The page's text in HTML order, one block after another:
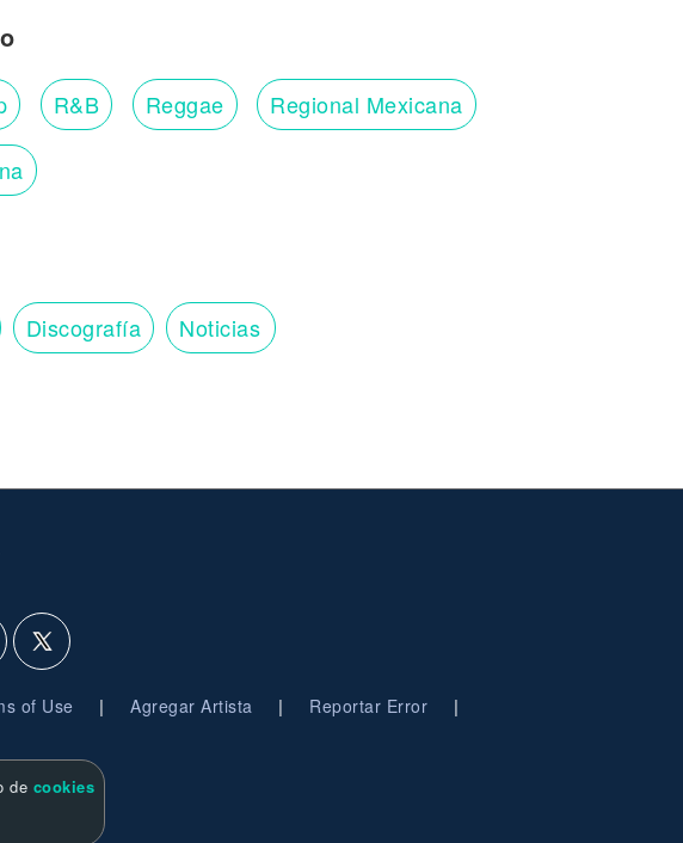
R&B Reggae Regional Mexicana
Discografía Noticias
of Use | Agregar Artista | Reportar Error |
de cookies